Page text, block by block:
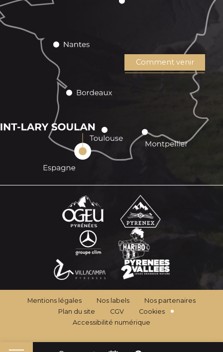
Comment venir
Mentions légales Nos labels
Nos partenaires
Plan du site
CGV
Cookies
Accessibilité numérique